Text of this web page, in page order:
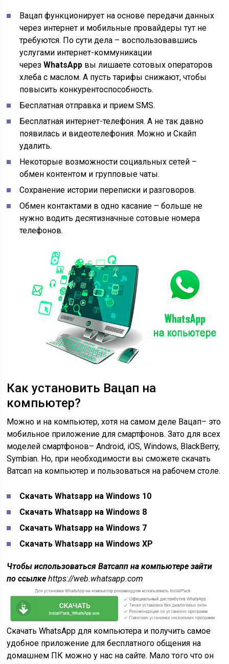
Вацап функционирует на основе передачи данных
через интернет и мобильные провайдеры тут не
требуются. По сути дела – воспользовавшись
услугами интернет-коммуникации
черезWhatsApp вы лишаете сотовых операторов
хлеба с маслом. А пусть тарифы снижают, чтобы
повысить конкурентоспособность.
Бесплатная отправка и прием SMS.
Бесплатная интернет-телефония. А не так давно
появилась и видеотелефония. Можно и Скайп
удалить.
Некоторые возможности социальных сетей –
обмен контентом и групповые чаты.
Сохранение истории переписки и разговоров.
Обмен контактами в одно касание – больше не
нужно водить десятизначные сотовые номера
телефонов.
Как установить Вацап на
компьютер?
Можно и на компьютер, хотя на самом деле Вацап– это
мобильное приложение для смартфонов. Зато для всех
моделей смартфонов– Android, iOS, Windows, BlackBerry,
Symbian. Но, при необходимости вы сможете скачать
Ватсап на компьютер и пользоваться на рабочем столе.
Скачать Whatsapp на Windows 10
Скачать Whatsapp на Windows 8
Скачать Whatsapp на Windows 7
Скачать Whatsapp на Windows XP
Чтобы использоваться Ватсапп на компьютере зайти
по ссылке https://web.whatsapp.com
Скачать WhatsApp для компьютера и получить самое
удобное приложение для бесплатного общения на
домашнем ПК можно у нас на сайте. Мало того что он